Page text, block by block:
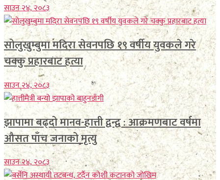
साउन २४, २०८३
सोलुखुम्बुमा मदिरा सेवनपछि १९ वर्षीय युवकले गरे
चक्कु प्रहारबाट हत्या
साउन २४, २०८३
झापामा बढ्दो मानव-हात्ती द्वन्द्व : आक्रमणबाट वर्षमा
औसत पाँच जनाको मृत्यु
साउन २४, २०८३